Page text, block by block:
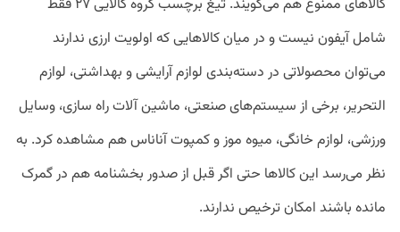
کالاهای ممنوع هم می‌گویند. تیغ برچسب گروه کالایی ۲۷ فقط
شامل آیفون نیست و در میان کالاهایی که اولویت ارزی ندارند
می‌توان محصولاتی در دسته‌بندی لوازم آرایشی و بهداشتی، لوازم
التحریر، برخی از سیستم‌های صنعتی، ماشین آلات راه سازی، وسایل
ورزشی، لوازم خانگی، میوه موز و کمپوت آناناس هم مشاهده کرد. به
نظر می‌رسد این کالاها حتی اگر قبل از صدور بخشنامه هم در گمرک
مانده باشند امکان ترخیص ندارند.